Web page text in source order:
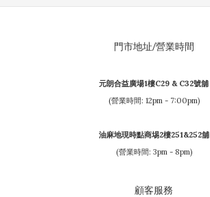
門市地址/營業時間
元朗合益廣場1樓C29 & C32號舖
(營業時間: 12pm - 7:00pm)
油麻地現時點商埸2樓251&252舖
(營業時間: 3pm - 8pm)
顧客服務